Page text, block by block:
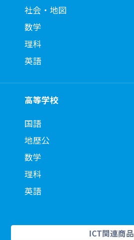
社会・地図
数学
理科
英語
高等学校
国語
地歴公
数学
理科
英語
ICT関連商品